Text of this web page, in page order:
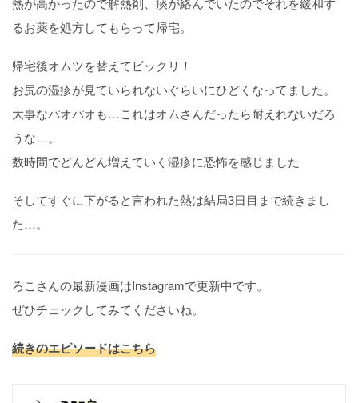
るお薬を処方してもらって帰宅。
帰宅後オムツを替えてビックリ！
お尻の湿疹が見ていられないぐらいにひどくなってました。
大事なパオパオも…これはオムさんだったら耐えれないだろ
うな…。
数時間でどんどん増えていく湿疹に恐怖を感じました
そしてすぐに下がると言われた熱は結局3日目まで続きまし
た…。
ろこさんの最新漫画はInstagramで更新中です。
ぜひチェックしてみてくださいね。
続きのエピソードはこちら